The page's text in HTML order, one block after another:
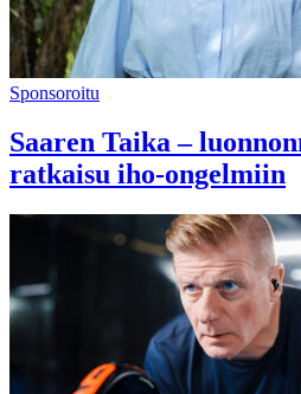
Sponsoroitu
Saaren Taika –
ratkaisu iho-ongelmiin